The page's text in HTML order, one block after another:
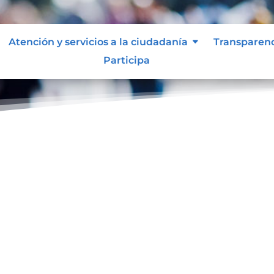
Atención y servicios a la ciudadanía
Participa